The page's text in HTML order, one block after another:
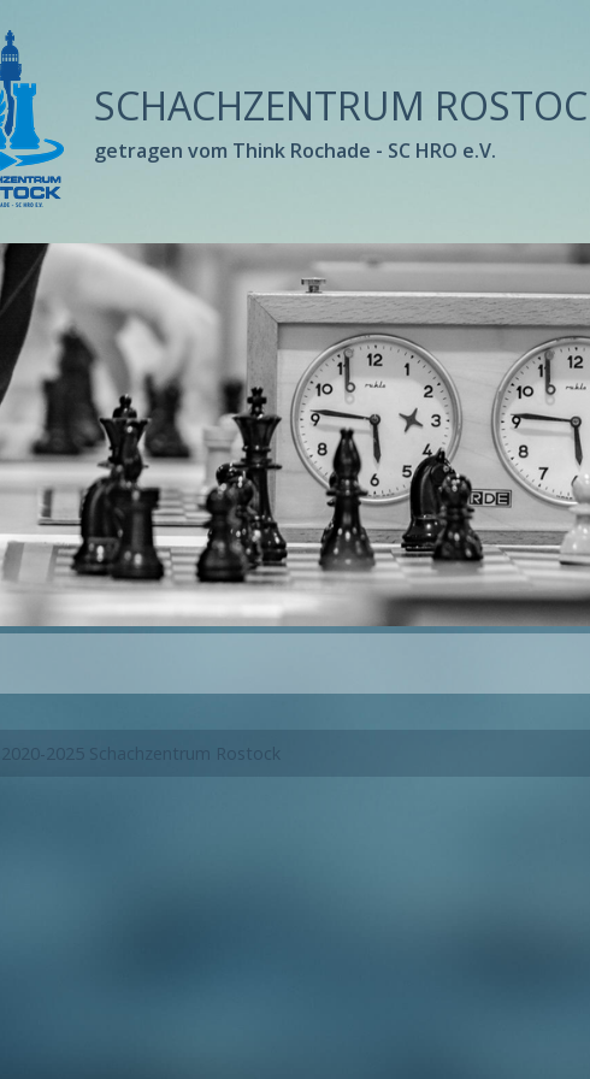
SCHACHZENTRUM
getragen vom Think Rochade - SC HRO e.V.
2020-2025 Schachzentrum Rostock